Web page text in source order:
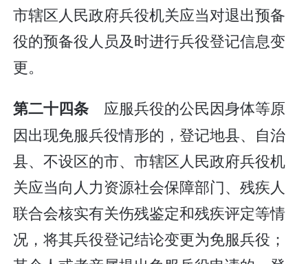
市辖区人民政府兵役机关应当对退出预备
役的预备役人员及时进行兵役登记信息变
更。
第二十四条 应服兵役的公民因身体等原
因出现免服兵役情形的，登记地县、自治
县、不设区的市、市辖区人民政府兵役机
关应当向人力资源社会保障部门、残疾人
联合会核实有关伤残鉴定和残疾评定等情
况，将其兵役登记结论变更为免服兵役；